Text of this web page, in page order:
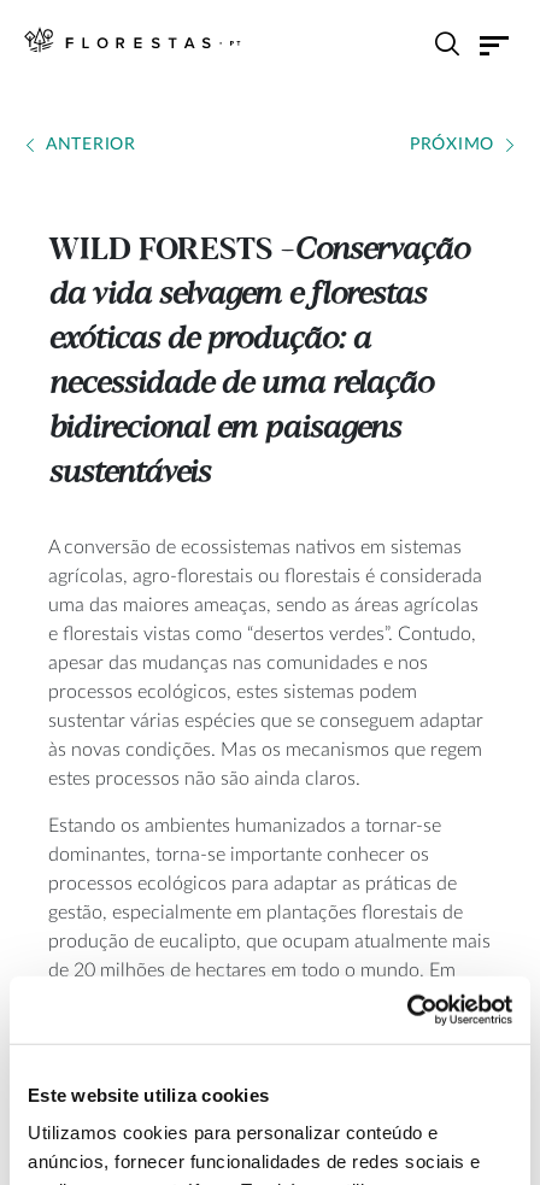
Este website utiliza cookies
Utilizamos cookies para personalizar conteúdo e
anúncios, fornecer funcionalidades de redes sociais e
ANTERIOR PRÓXIMO
WILD FORESTS --- Conservação
da vida selvagem e florestas
exóticas de produção: a
necessidade de uma relação
bidirecional em paisagens
sustentáveis
A conversão de ecossistemas nativos em sistemas
agrícolas, agro-florestais ou florestais é considerada
uma das maiores ameaças, sendo as áreas agrícolas
e florestais vistas como “desertos verdes”. Contudo,
apesar das mudanças nas comunidades e nos
processos ecológicos, estes sistemas podem
sustentar várias espécies que se conseguem adaptar
às novas condições. Mas os mecanismos que regem
estes processos não são ainda claros.
Estando os ambientes humanizados a tornar-se
dominantes, torna-se importante conhecer os
processos ecológicos para adaptar as práticas de
gestão, especialmente em plantações florestais de
produção de eucalipto, que ocupam atualmente mais
de 20 milhões de hectares em todo o mundo. Em
Portugal, estas plantações de eucalipto representam
Objetivos